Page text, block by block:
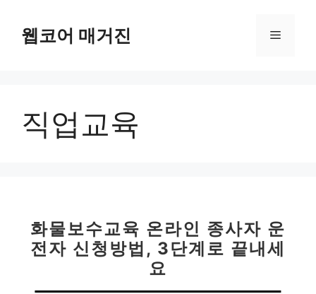
웹코어 매거진 메
직업교육
화물보수교육 온라인 종사자 운
전자 신청방법, 3단계로 끝내세
요